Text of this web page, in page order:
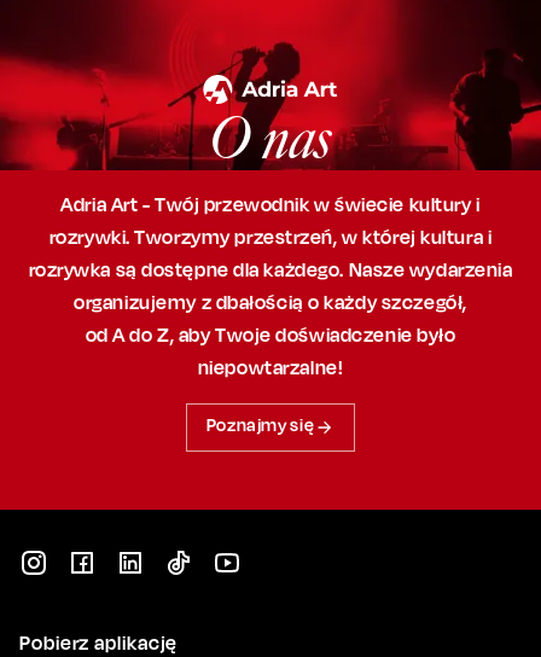
O nas
Adria Art - Twój przewodnik w świecie kultury i
rozrywki. Tworzymy przestrzeń,w której kultura i
rozrywka są dostępne dla każdego. Nasze wydarzenia
organizujemy z dbałością o każdy szczegół,
od A do Z, abyTwoje doświadczenie było
niepowtarzalne!
Poznajmy się
Pobierz aplikację